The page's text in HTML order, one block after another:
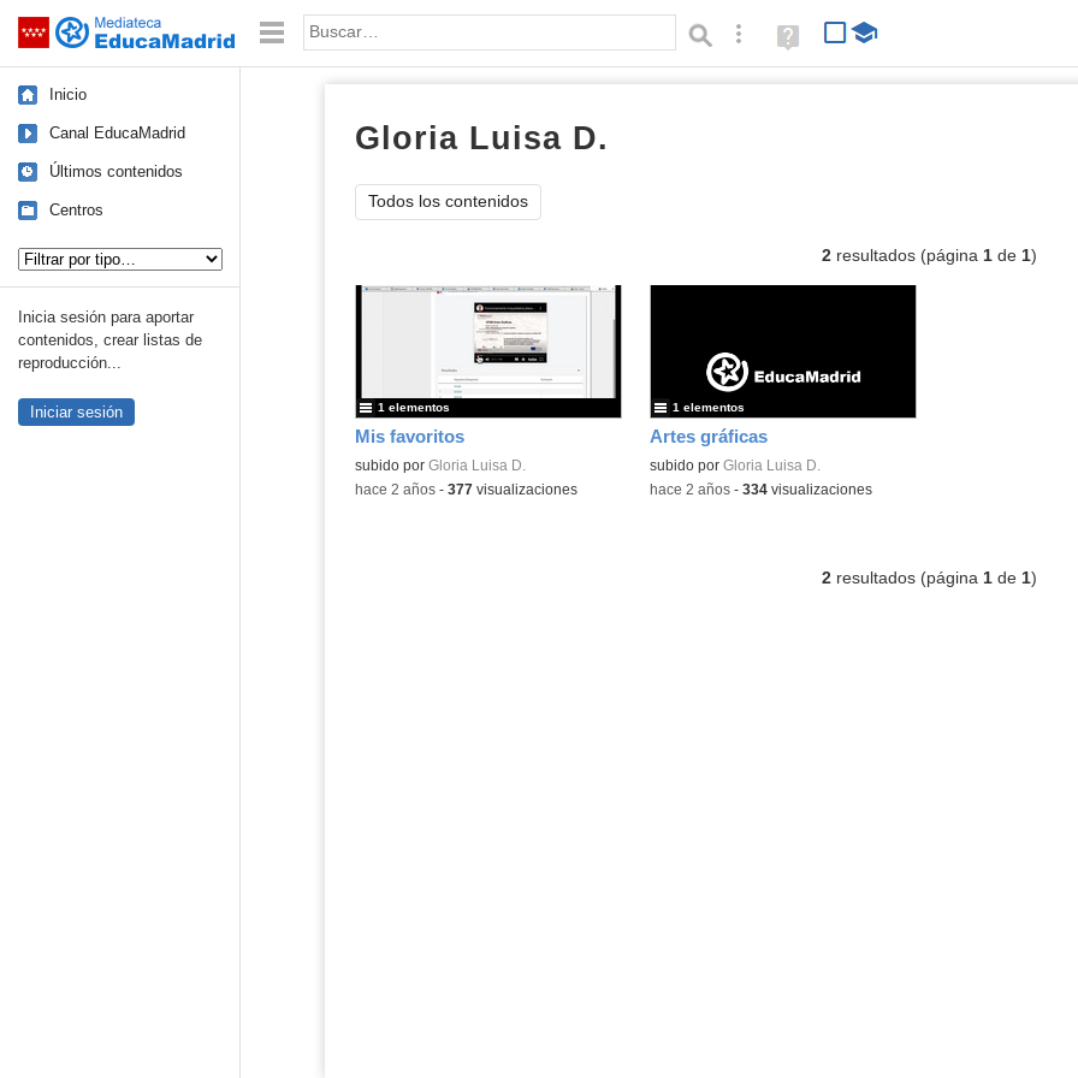
Saltar navegación Palabra o frase: Búsqueda avanzada
Ayuda
(en
Inicio
Canal EducaMadrid
Últimos contenidos
Centros
Inicia sesión para aportar
contenidos, crear listas de
reproducción...
Iniciar sesión
Gloria Luisa D.
Todos los contenidos
2resultados (página 1de 1)
Mis favoritos
subido por Gloria Luisa D.
1 elementos
-hace 2 años- 377visualizaciones
Artes gráficas
subido por Gloria Luisa D.
1 elementos
-hace 2 años- 334visualizaciones
2resultados (página 1de 1)